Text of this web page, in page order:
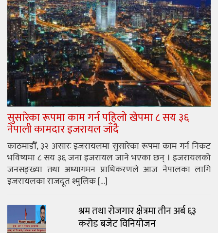
सुसारेका रूपमा काम गर्न पहिलो खेपमा ८ सय ३६
नेपाली कामदार इजरायल जाँदै
काठमाडौँ, ३२ असारः इजरायलमा सुसारेका रूपमा काम गर्न निकट
भविष्यमा ८ सय ३६ जना इजरायल जाने भएका छन् । इजरायलको
जनसङ्ख्या तथा अध्यागमन प्राधिकरणले आज नेपालका लागि
इजरायलका राजदूत श्मुलिक […]
श्रम तथा रोजगार क्षेत्रमा तीन अर्ब ६३
करोड बजेट विनियोजन